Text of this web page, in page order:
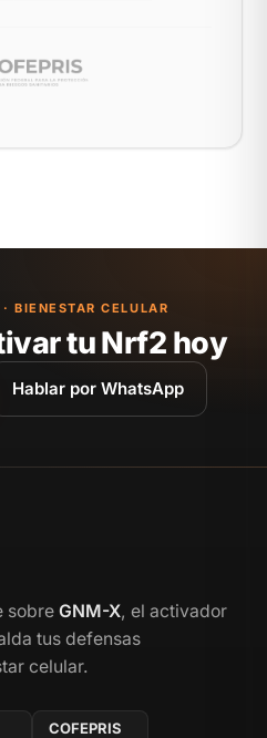
BIENESTAR CELULAR
tu Nrf2 hoy
Hablar por WhatsApp
sobre GNM-X, el activador
tus defensas
celular.
COFEPRIS